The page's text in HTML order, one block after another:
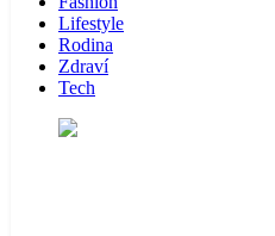
Lifestyle
Rodina
Zdraví
Tech